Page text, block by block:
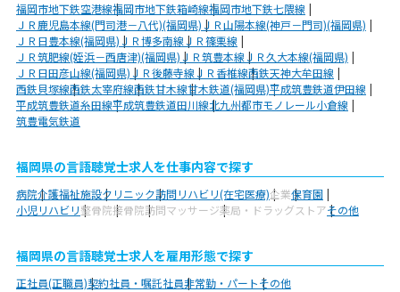
福岡市地下鉄空港線福岡市地下鉄箱崎線福岡市地下鉄七隈線
ＪＲ鹿児島本線(門司港－八代)(福岡県)ＪＲ山陽本線(神戸－門司)(福岡県)
ＪＲ日豊本線(福岡県)ＪＲ博多南線ＪＲ篠栗線
ＪＲ筑肥線(姪浜－西唐津)(福岡県)ＪＲ筑豊本線ＪＲ久大本線(福岡県)
ＪＲ日田彦山線(福岡県)ＪＲ後藤寺線ＪＲ香椎線西鉄天神大牟田線
西鉄貝塚線西鉄太宰府線西鉄甘木線甘木鉄道(福岡県)平成筑豊鉄道伊田線
平成筑豊鉄道糸田線平成筑豊鉄道田川線北九州都市モノレール小倉線
筑豊電気鉄道
福岡県の言語聴覚士求人を仕事内容で探す
病院介護福祉施設クリニック訪問リハビリ(在宅医療)企業保育園
小児リハビリ整骨院接骨院訪問マッサージ薬局・ドラッグストアその他
福岡県の言語聴覚士求人を雇用形態で探す
正社員(正職員)契約社員・嘱託社員非常勤・パートその他